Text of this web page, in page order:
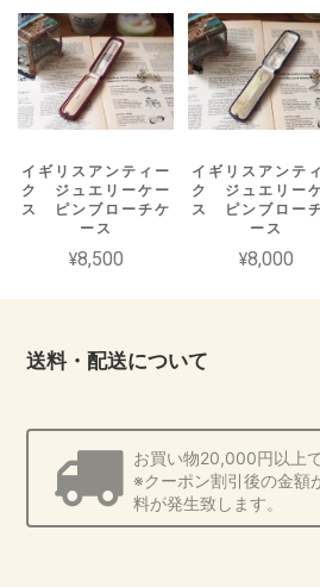
イギリスアンティー
ク ジュエリーケー
ス ピンブローチケ
ース
¥8,500
イギリスアンテ
ク ジュエリー
ス ピンブロー
ース
¥8,000
送料・配送について
お買い物20,000円以上
※クーポン割引後の金額
料が発生致します。